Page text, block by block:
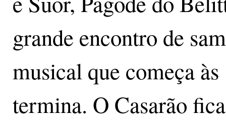
grande encontro de
musical que começa
termina. O Casarão